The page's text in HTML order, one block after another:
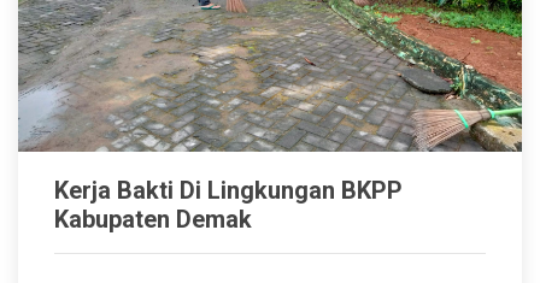
Kerja Bakti Di Lingkungan BKPP
Kabupaten Demak